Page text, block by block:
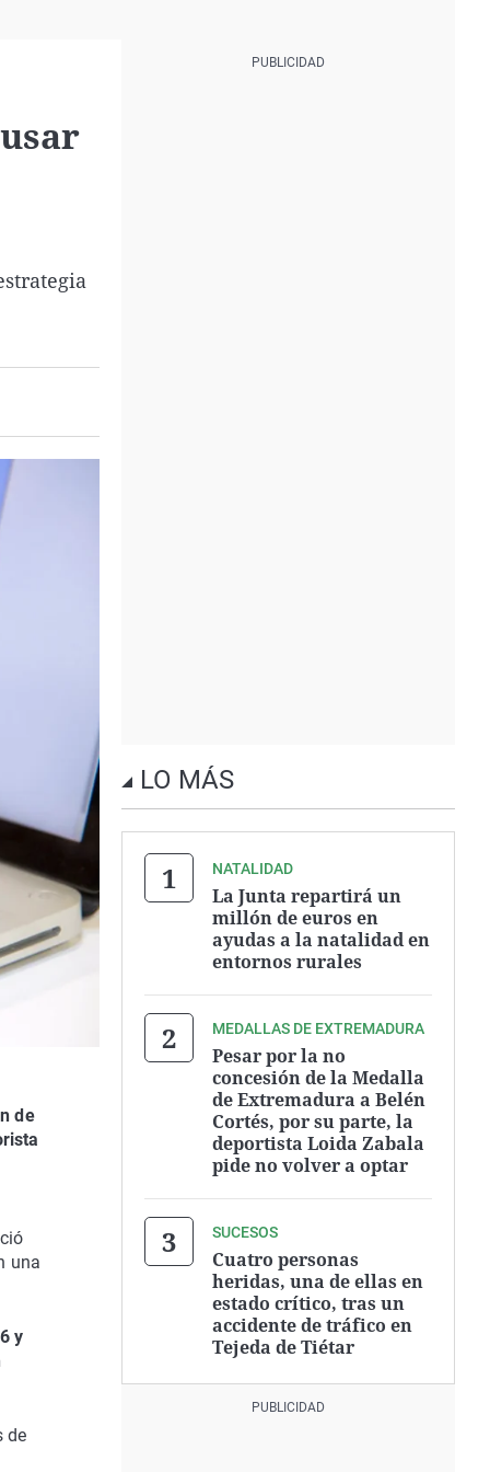
de
una
y
de
LO MÁS
NATALIDAD
La Junta repartirá un
millón de euros en
ayudas a la natalidad en
entornos rurales
MEDALLAS DE EXTREMADURA
Pesar por la no
concesión de la Medalla
de Extremadura a Belén
Cortés, por su parte, la
deportista Loida Zabala
pide no volver a optar
SUCESOS
Cuatro personas
heridas, una de ellas en
estado crítico, tras un
accidente de tráfico en
Tejeda de Tiétar